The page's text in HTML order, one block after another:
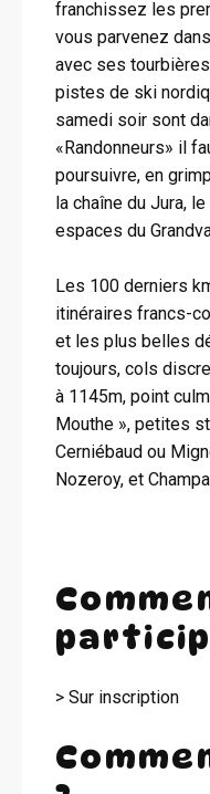
franchissez les
vous parvenez
avec ses
pistes de ski
samedi soir sont
«Randonneurs» il
poursuivre, en
la chaîne du Jura,
espaces du
Les 100 derniers
itinéraires francs-
et les plus belles
toujours, cols
à 1145m, point
Mouthe », petites
Cerniébaud ou
Nozeroy, et
> Sur inscription